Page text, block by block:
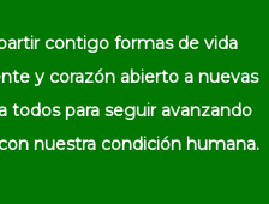
contigo formas de vida
y corazón abierto a nuevas
todos para seguir avanzando
nuestra condición humana.